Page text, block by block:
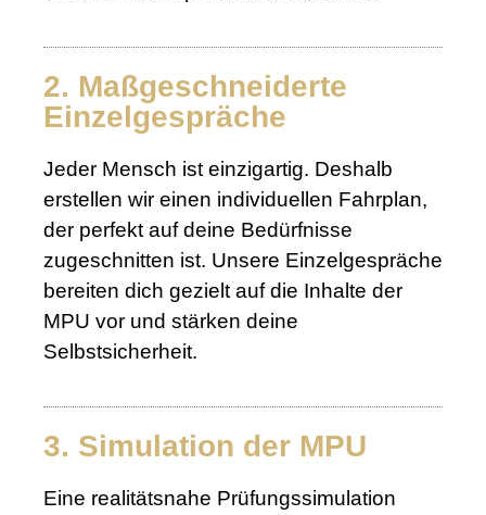
2. Maßgeschneiderte
Einzelgespräche
Jeder Mensch ist einzigartig. Deshalb
erstellen wir einen individuellen Fahrplan,
der perfekt auf deine Bedürfnisse
zugeschnitten ist. Unsere Einzelgespräche
bereiten dich gezielt auf die Inhalte der
MPU vor und stärken deine
Selbstsicherheit.
3. Simulation der MPU
Eine realitätsnahe Prüfungssimulation